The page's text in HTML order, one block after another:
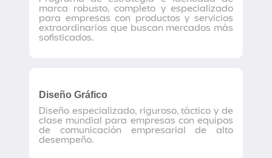
marca robusto, completo y especializado
para empresas con productos y servicios
extraordinarios que buscan mercados más
sofisticados.
Diseño Gráfico
Diseño especializado, riguroso, táctico y de
clase mundial para empresas con equipos
de comunicación empresarial de alto
desempeño.